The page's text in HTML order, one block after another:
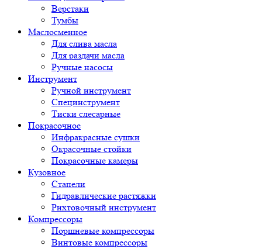
Верстаки
Тумбы
Маслосменное
Для слива масла
Для раздачи масла
Ручные насосы
Инструмент
Ручной инструмент
Специнструмент
Тиски слесарные
Покрасочное
Инфракрасные сушки
Окрасочные стойки
Покрасочные камеры
Кузовное
Стапели
Гидравлические растяжки
Рихтовочный инструмент
Компрессоры
Поршневые компрессоры
Винтовые компрессоры